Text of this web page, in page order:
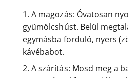
A magozás: Óvatosan
gyümölcshúst. Belül
egymásba forduló, nyers
kávébabot.
A szárítás: Mosd meg a